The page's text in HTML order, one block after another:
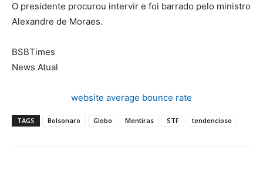
O presidente procurou intervir e foi barrado pelo ministro
Alexandre de Moraes.
BSBTimes
News Atual
website average bounce rate
TAGS Bolsonaro Globo Mentiras STF tendencioso